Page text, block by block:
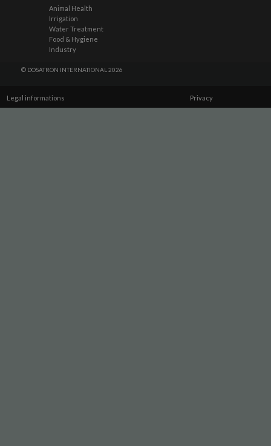
Animal Health
Irrigation
Water Treatment
Food & Hygiene
Industry
© DOSATRON INTERNATIONAL 2026
Legal informations Privacy